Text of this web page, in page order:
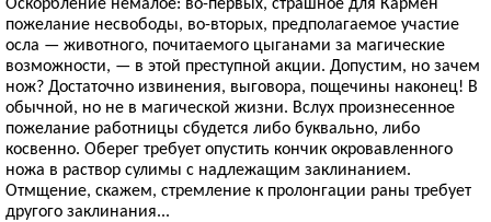
пожелание несвободы, во-вторых, предполагаемое участие
осла — животного, почитаемого цыганами за магические
возможности, — в этой преступной акции. Допустим, но зачем
нож? Достаточно извинения, выговора, пощечины наконец! В
обычной, но не в магической жизни. Вслух произнесенное
пожелание работницы сбудется либо буквально, либо
косвенно. Оберег требует опустить кончик окровавленного
ножа в раствор сулимы с надлежащим заклинанием.
Отмщение, скажем, стремление к пролонгации раны требует
другого заклинания...